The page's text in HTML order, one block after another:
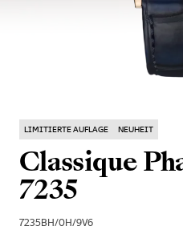
LIMITIERTE AUFLAGE NEUHEIT
Classique
7235
7235BH/0H/9V6